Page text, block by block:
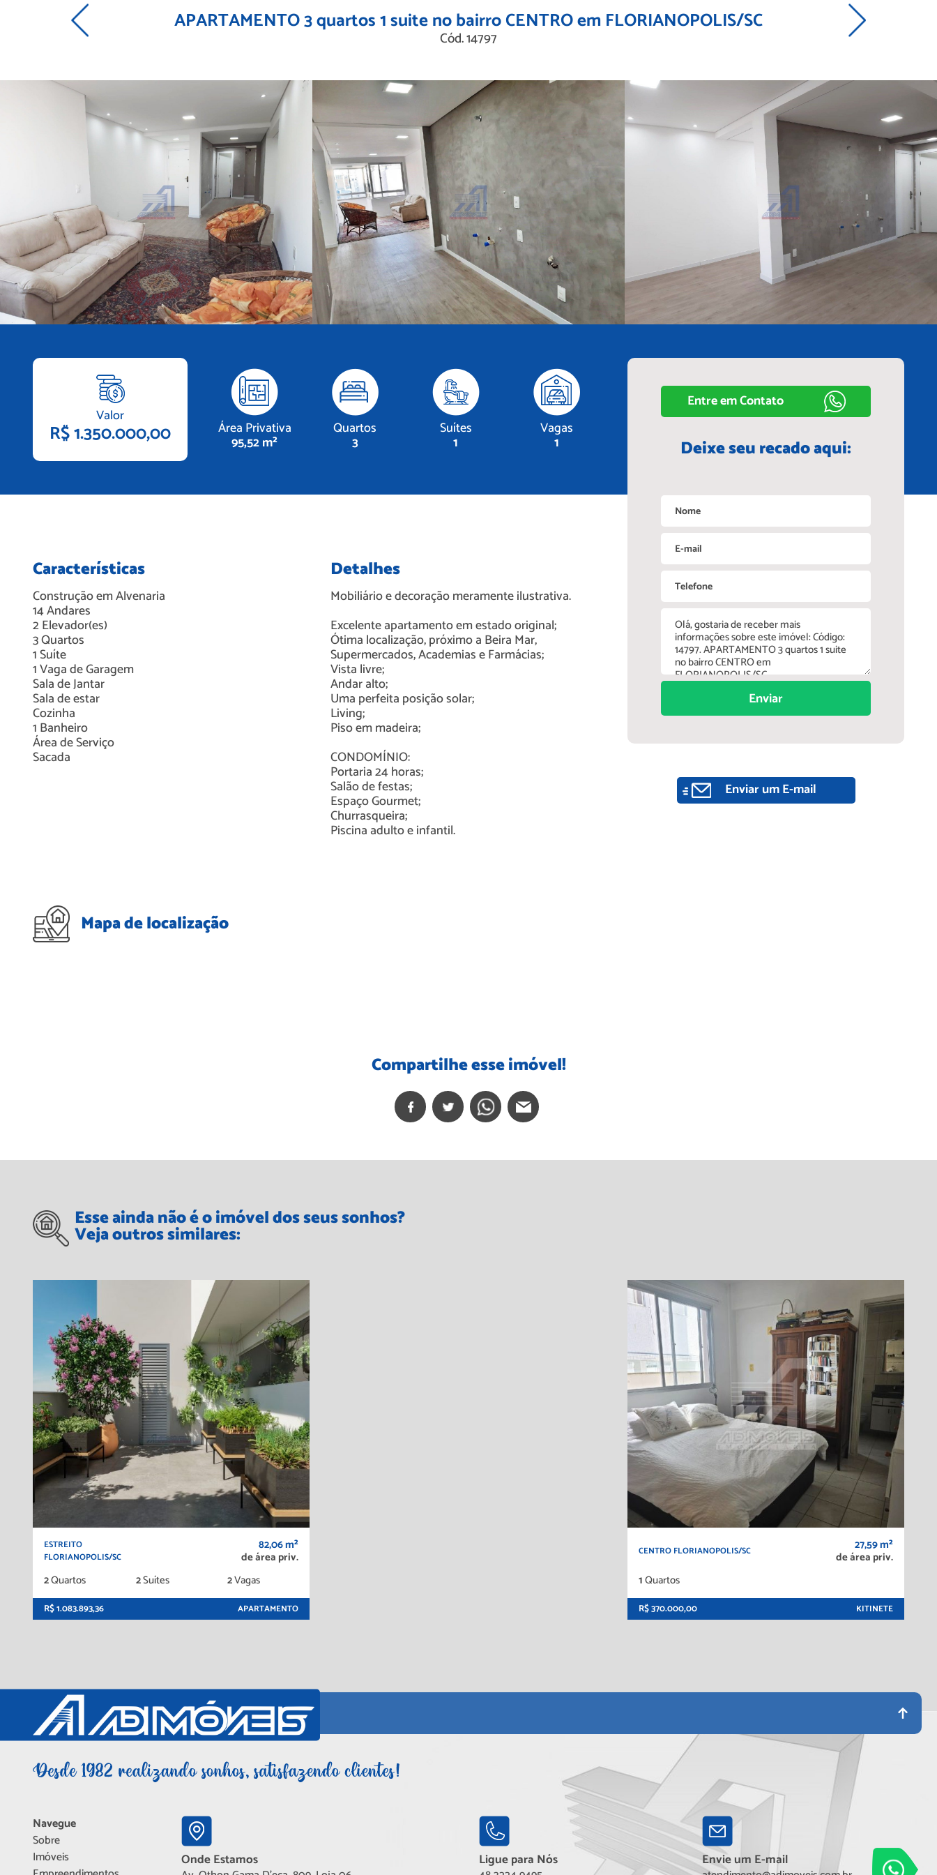
APARTAMENTO 3 quartos 1 suite no bairro CENTRO em FLORIANOPOLIS/SC
Cód. 14797
Valor
R$ 1.350.000,00 Área Privativa
95,52 m²
Quartos
3
Suítes
1
Vagas
1
Entre em Contato
Deixe seu recado aqui:
Enviar
Enviar um E-mail
Características
Construção emAlvenaria
14Andares
2Elevador(es)
3Quartos
1Suíte
1Vaga de Garagem
Sala de Jantar
Sala de estar
Cozinha
1 Banheiro
Área de Serviço
Sacada
Detalhes
Mobiliário e decoração meramente ilustrativa.
Excelente apartamento em estado original;
Ótima localização, próximo a Beira Mar,
Supermercados, Academias e Farmácias;
Vista livre;
Andar alto;
Uma perfeita posição solar;
Living;
Piso em madeira;
CONDOMÍNIO:
Portaria 24 horas;
Salão de festas;
Espaço Gourmet;
Churrasqueira;
Piscina adulto e infantil.
Mapa de localização
Compartilhe esse imóvel!
Esse ainda não é o imóvel dos seus sonhos?
Veja outros similares:
ESTREITO
FLORIANOPOLIS/SC
82,06 m²
de área priv.
2Quartos 2Suítes 2Vagas
R$ 1.083.893,36 APARTAMENTO
CENTRO FLORIANOPOLIS/SC 27,59 m²
de área priv.
1Quartos
R$ 370.000,00 KITINETE
Adimóveis
Navegue
Sobre
Imóveis
Onde Estamos Ligue para Nós Envie um E-mail